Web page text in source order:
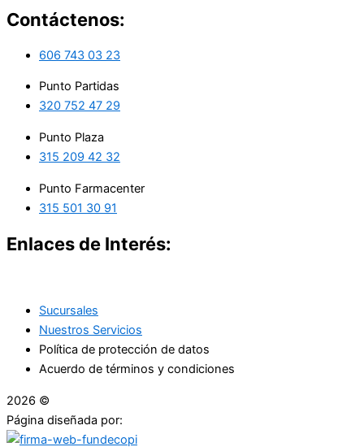
Contáctenos:
606 743 03 23
Punto Partidas
320 752 47 29
Punto Plaza
315 209 42 32
Punto Farmacenter
315 501 30 91
Enlaces de Interés:
Sucursales
Nuestros Servicios
Política de protección de datos
Acuerdo de términos y condiciones
2026 ©
Página diseñada por: